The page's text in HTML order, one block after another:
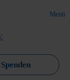
Menü